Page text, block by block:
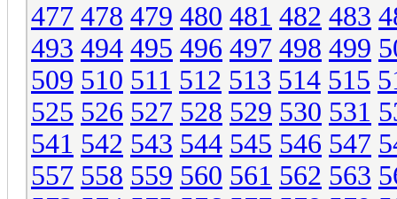
477 478 479 480 481 482 483
493 494 495 496 497 498 499
509 510 511 512 513 514 515
525 526 527 528 529 530 531
541 542 543 544 545 546 547
557 558 559 560 561 562 563